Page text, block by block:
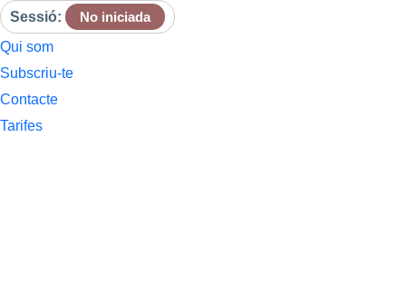
Sessió:
No iniciada
Qui som
Subscriu-te
Contacte
Tarifes